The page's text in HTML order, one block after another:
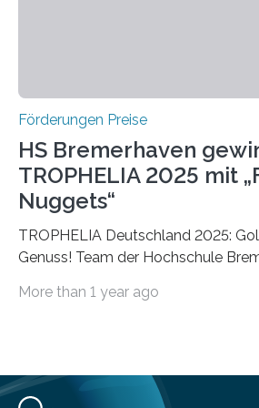
Förderungen Preise
HS Bremerhaven
TROPHELIA 2025 mit
Nuggets“
TROPHELIA Deutschland 2025:
Genuss! Team der Hochschule
ECOTROPHELIAMit der
Studierende der
More than 1 year ago